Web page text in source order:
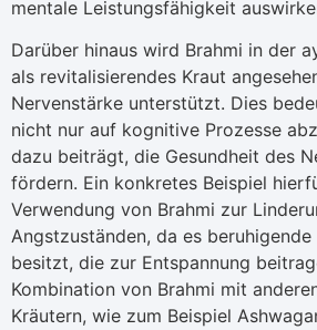
mentale Leistungsfähigkeit
Darüber hinaus wird Brahmi in der
als revitalisierendes Kraut
Nervenstärke unterstützt. Dies
nicht nur auf kognitive Prozesse
dazu beiträgt, die Gesundheit des
fördern. Ein konkretes Beispiel
Verwendung von Brahmi zur
Angstzuständen, da es
besitzt, die zur Entspannung
Kombination von Brahmi mit
Kräutern, wie zum Beispiel